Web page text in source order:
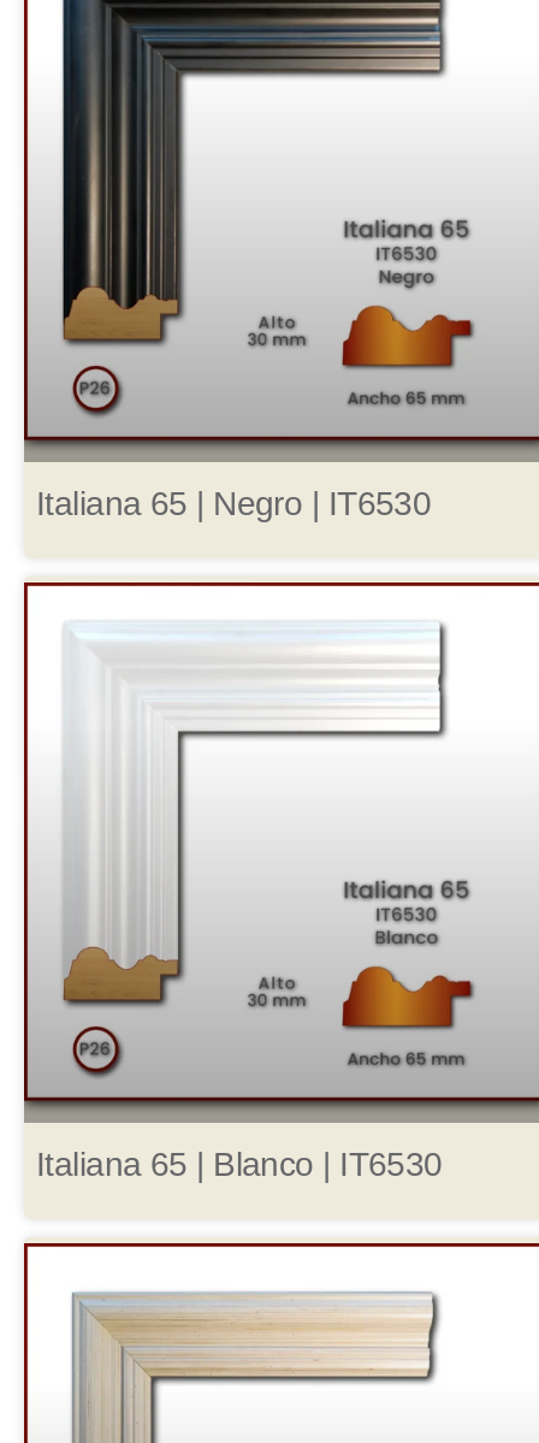
Italiana 65 | Negro | IT6530
Italiana 65 | Blanco | IT6530